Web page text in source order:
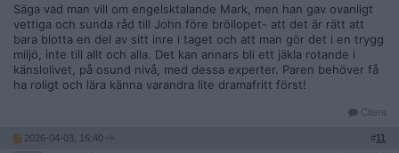
Säga vad man vill om engelsktalande Mark, men han gav ovanligt
vettiga och sunda råd till John före bröllopet- att det är rätt att
bara blotta en del av sitt inre i taget och att man gör det i en trygg
miljö, inte till allt och alla. Det kan annars bli ett jäkla rotande i
känslolivet, på osund nivå, med dessa experter. Paren behöver få
ha roligt och lära känna varandra lite dramafritt först!
Citera
2026-04-03, 16:40 #11